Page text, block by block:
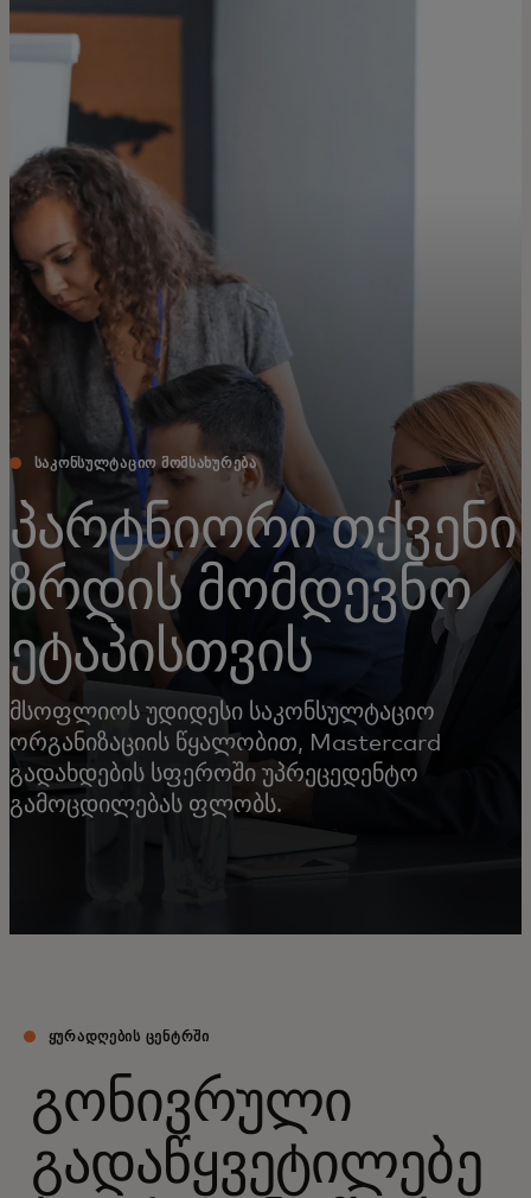
შენთვის
ბიზნესისთვის
მსოფლიოსთვის
ინოვატორებისთვის
სიახლეები და ტენდენციები
ᲡᲐᲙᲝᲜᲡᲣᲚᲢᲐᲪᲘᲝ ᲛᲝᲛᲡᲐᲮᲣᲠᲔᲑᲐ
პარტნიორი თქვენი
ზრდის მომდევნო
ეტაპისთვის
მსოფლიოს უდიდესი საკონსულტაციო
ორგანიზაციის წყალობით, Mastercard
გადახდების სფეროში უპრეცედენტო
გამოცდილებას ფლობს.
ᲧᲣᲠᲐᲓᲦᲔᲑᲘᲡ ᲪᲔᲜᲢᲠᲨᲘ
გონივრული
გადაწყვეტილებე